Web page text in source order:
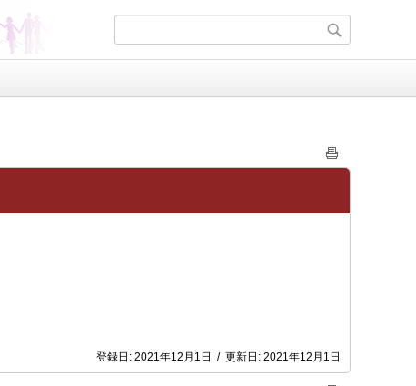
登録日: 2021年12月1日 / 更新日: 2021年12月1日